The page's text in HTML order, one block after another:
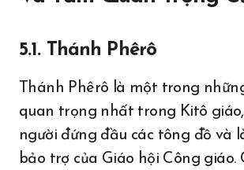
5.1. Thánh Phêrô
Thánh Phêrô là một trong
quan trọng nhất trong Kitô giáo,
người đứng đầu các tông đồ và
bảo trợ của Giáo hội Công giáo.